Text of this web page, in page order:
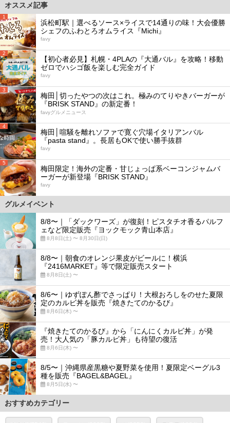
オススメ記事
1
浜松町駅｜選べるソース×ライスで14通りの味！大会優勝
シェフのふわとろオムライス『Michi』
favy
2
【初心者必見】札幌・4PLAの『大通バル』を攻略！移動
ゼロでハシゴ飯を楽しむ完全ガイド
favy
3
梅田│切ったやつの次はこれ。極みのてりやきバーガーが
『BRISK STAND』の新定番！
favyグルメニュース
4
梅田│喧騒を離れソファで寛ぐ穴場イタリアンバル
『pasta stand』。長居もOKで使い勝手抜群
favy
5
梅田限定！海外の定番・甘じょっぱ系ベーコンジャムバ
ーガーが新登場『BRISK STAND』
favy
グルメイベント
8/8〜｜「ダックワーズ」が復刻！ピスタチオ香るパルフ
ェなど限定販売『ヨックモック青山本店』
8月8日(土) 〜 8月30日(日)
8/8〜｜朝食のオレンジ果皮がビールに！横浜
『2416MARKET』等で限定販売スタート
8月8日(土) 〜
8/6〜｜ゆずぽん酢でさっぱり！大根おろしをのせた夏限
定のカルビ丼を販売『焼きたてのかるび』
8月6日(木) 〜
『焼きたてのかるび』から「にんにくカルビ丼」が発
売！大人気の「豚カルビ丼」も待望の復活
8月6日(木) 〜
8/5〜｜沖縄県産黒糖や夏野菜を使用！夏限定ベーグル3
種を販売『BAGEL&BAGEL』
8月5日(水) 〜
おすすめカテゴリー